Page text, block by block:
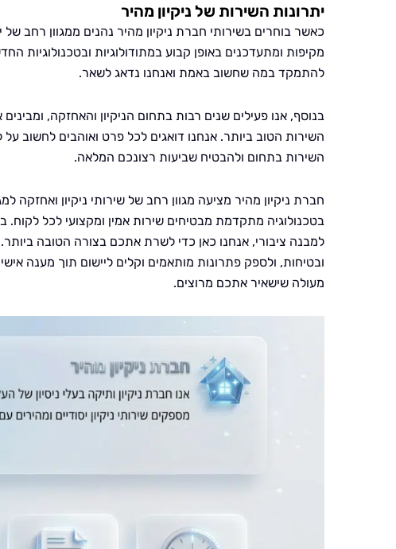
יתרונות השירות של ניקיון מהיר
כאשר בוחרים בשירותי חברת ניקיון מהיר נהנים ממגוון רחב
מקיפות ומתעדכנים באופן קבוע במתודולוגיות ובטכנולוגיות
להתמקד במה שחשוב באמת ואנחנו נדאג לשאר.
בנוסף, אנו פעילים שנים רבות בתחום הניקיון והאחזקה,
השירות הטוב ביותר. אנחנו דואגים לכל פרט ואוהבים לחשוב
השירות בתחום ולהבטיח שביעות רצונכם המלאה.
חברת ניקיון מהיר מציעה מגוון רחב של שירותי ניקיון
בטכנולוגיה מתקדמת מבטיחים שירות אמין ומקצועי לכל לקוח.
למבנה ציבורי, אנחנו כאן כדי לשרת אתכם בצורה הטובה
ובטיחות, ולספק פתרונות מותאמים וקלים ליישום תוך מענה
מעולה שישאיר אתכם מרוצים.